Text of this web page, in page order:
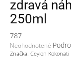
zdravá
250ml
787
Priemerné
hodnotenie
Neohodnotené
Značka: Ceylon Kokonati